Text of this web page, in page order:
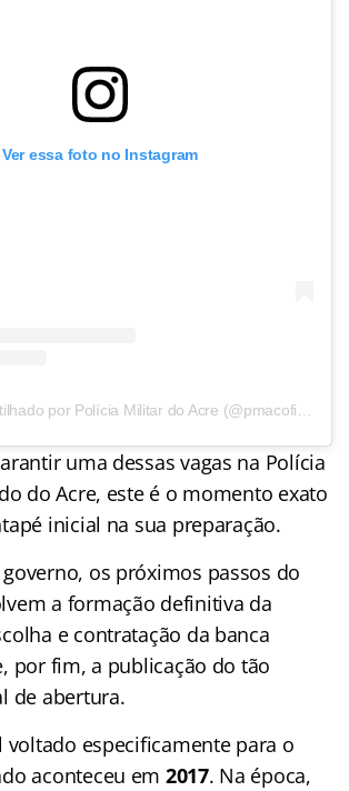
Ver essa foto no Instagram
Um post compartilhado por Polícia Militar do Acre (@pmacoficial)
uma dessas vagas na Polícia
do Acre, este é o momento exato
inicial na sua preparação.
os próximos passos do
a formação definitiva da
e contratação da banca
por fim, a publicação do tão
de abertura.
especificamente para o
aconteceu em 2017. Na época,